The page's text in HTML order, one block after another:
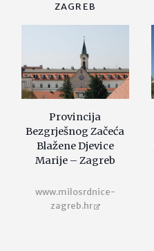
ZAGREB
Provincija
Bezgrješnog Začeća
Blažene Djevice
Marije – Zagreb
www.milosrdnice-
zagreb.hr